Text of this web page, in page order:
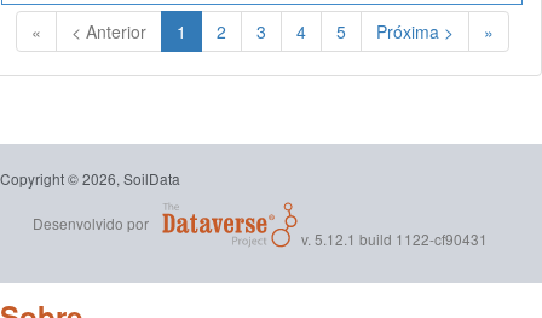
« < Anterior 1 (Atual)
2 3 4 5 Próxima > »
Copyright © 2026, SoilData
Desenvolvido por
v. 5.12.1 build 1122-cf90431